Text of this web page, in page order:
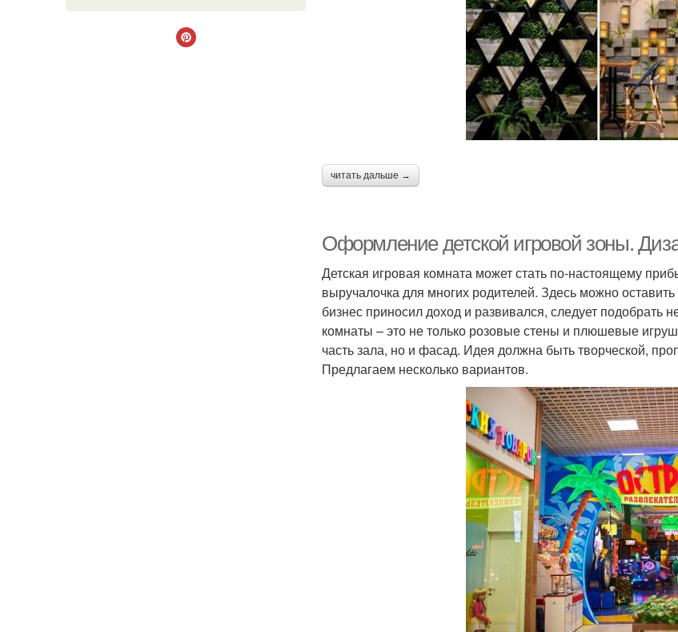
читать дальше →
Оформление детской игровой зоны.
Детская игровая комната может стать по-настоящему
выручалочка для многих родителей. Здесь можно
бизнес приносил доход и развивался, следует подобрать
комнаты – это не только розовые стены и плюшевые
часть зала, но и фасад. Идея должна быть творческой,
Предлагаем несколько вариантов.